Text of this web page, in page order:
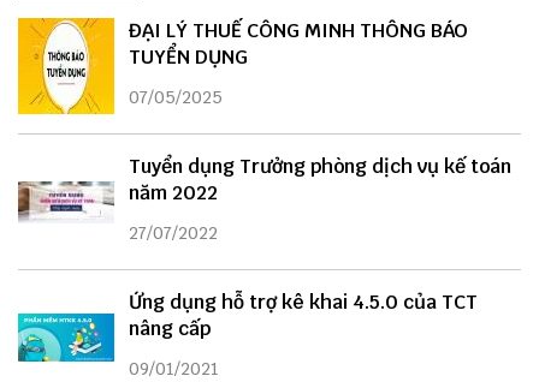
ĐẠI LÝ THUẾ CÔNG MINH THÔNG BÁO
TUYỂN DỤNG
07/05/2025
Tuyển dụng Trưởng phòng dịch vụ kế toán
năm 2022
27/07/2022
Ứng dụng hỗ trợ kê khai 4.5.0 của TCT
nâng cấp
09/01/2021